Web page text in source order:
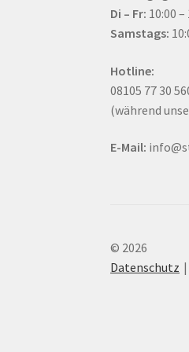
Di – Fr: 10:00
Samstags:
Hotline:
08105 77 30
(während
E-Mail:
© 2026
Datenschutz